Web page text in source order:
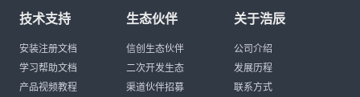
技术支持
安装注册文档
学习帮助文档
产品视频教程
生态伙伴
信创生态伙伴
二次开发生态
渠道伙伴招募
关于浩辰
公司介绍
发展历程
联系方式